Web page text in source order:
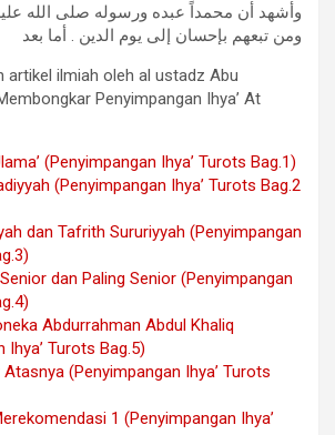
وأشهد أن محمداً عبده ورسوله صلى الله
ومن تبعهم بإحسان إلى يوم الدين . أما بعد
artikel ilmiah oleh al ustadz Abu
Penyimpangan Ihya’ At
(Penyimpangan Ihya’ Turots Bag.1)
(Penyimpangan Ihya’ Turots Bag.2
dan Tafrith Sururiyyah (Penyimpangan
dan Paling Senior (Penyimpangan
Abdurrahman Abdul Khaliq
Ihya’ Turots Bag.5)
(Penyimpangan Ihya’ Turots
1 (Penyimpangan Ihya’